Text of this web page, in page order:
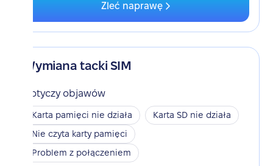
Zleć naprawę
Wymiana tacki SIM
Dotyczy objawów
Karta pamięci nie działa
Karta SD nie działa
Nie czyta karty pamięci
Problem z połączeniem